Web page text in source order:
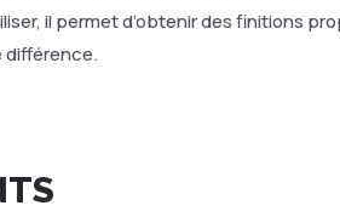
il permet d’obtenir des finitions
différence.